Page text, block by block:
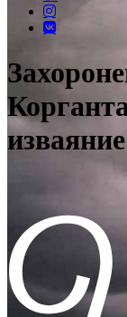
изваяние